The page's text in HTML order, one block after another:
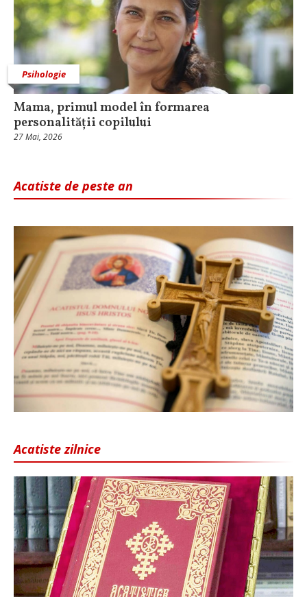
Psihologie
Mama, primul model în formarea
personalității copilului
27 Mai, 2026
Acatiste de peste an
Acatiste zilnice